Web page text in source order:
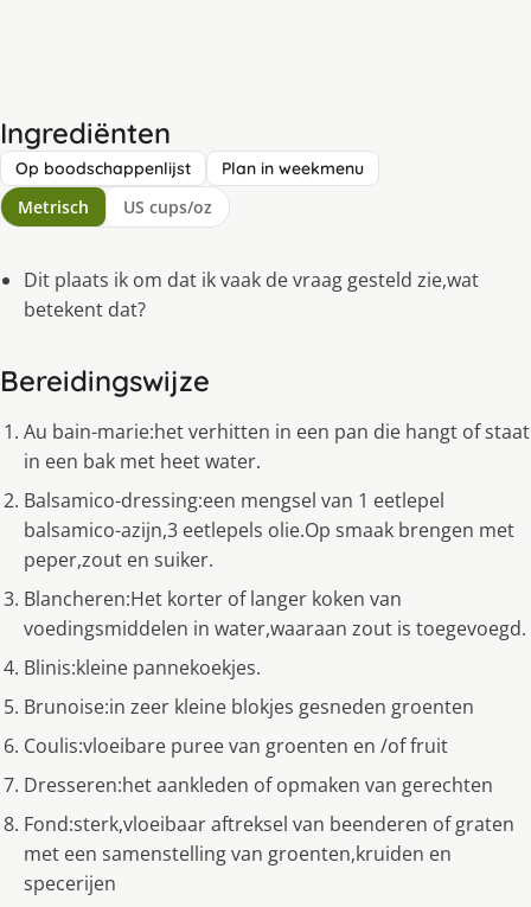
Ingrediënten
Op boodschappenlijst Plan in weekmenu
Metrisch US cups/oz
Dit plaats ik om dat ik vaak de vraag gesteld zie,wat
betekent dat?
Bereidingswijze
Au bain-marie:het verhitten in een pan die hangt of staat
in een bak met heet water.
Balsamico-dressing:een mengsel van 1 eetlepel
balsamico-azijn,3 eetlepels olie.Op smaak brengen met
peper,zout en suiker.
Blancheren:Het korter of langer koken van
voedingsmiddelen in water,waaraan zout is toegevoegd.
Blinis:kleine pannekoekjes.
Brunoise:in zeer kleine blokjes gesneden groenten
Coulis:vloeibare puree van groenten en /of fruit
Dresseren:het aankleden of opmaken van gerechten
Fond:sterk,vloeibaar aftreksel van beenderen of graten
met een samenstelling van groenten,kruiden en
specerijen